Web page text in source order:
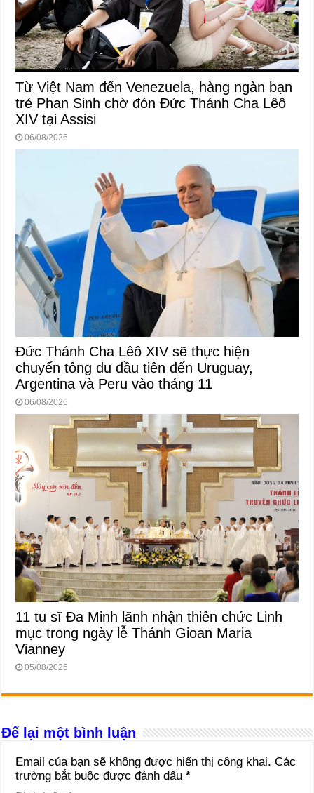
Từ Việt Nam đến Venezuela, hàng ngàn bạn
trẻ Phan Sinh chờ đón Đức Thánh Cha Lêô
XIV tại Assisi
06/08/2026
Đức Thánh Cha Lêô XIV sẽ thực hiện
chuyến tông du đầu tiên đến Uruguay,
Argentina và Peru vào tháng 11
06/08/2026
11 tu sĩ Đa Minh lãnh nhận thiên chức Linh
mục trong ngày lễ Thánh Gioan Maria
Vianney
05/08/2026
Để lại một bình luận
Email của bạn sẽ không được hiển thị công khai. Các
trường bắt buộc được đánh dấu*